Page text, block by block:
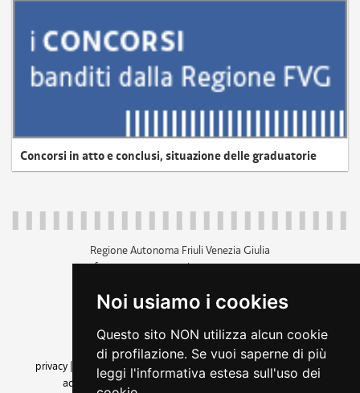
Noi usiamo i cookies
Questo sito NON utilizza alcun cookie
di profilazione. Se vuoi saperne di più
leggi l'informativa estesa sull'uso dei
Concorsi in atto e conclusi, situazione delle graduatorie
Regione Autonoma Friuli Venezia Giulia
c.f. 80014930327; p.iva 00526040324
+39 040 3771111
amministrazione trasparente
privacy
cookie |note legali accessibilità
dichiarazione di
accessibilità| feedback cambio preferenze cookie